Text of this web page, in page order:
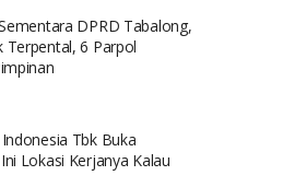
DPRD Tabalong,
Terpental, 6 Parpol
Tbk Buka
Lokasi Kerjanya Kalau